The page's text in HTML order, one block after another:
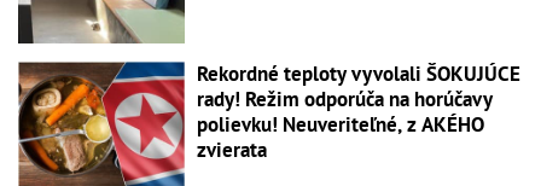
Rekordné teploty vyvolali ŠOKUJÚCE
rady! Režim odporúča na horúčavy
polievku! Neuveriteľné, z AKÉHO
zvierata